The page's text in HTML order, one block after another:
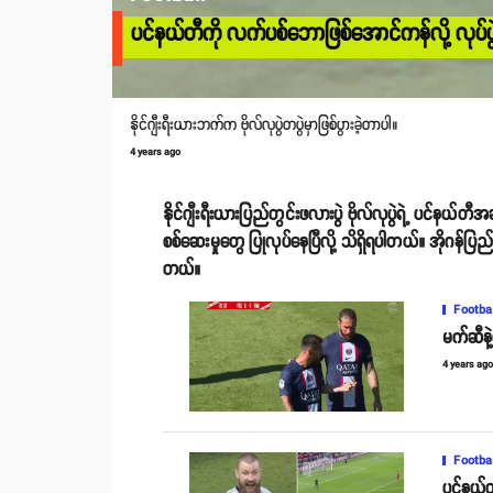
ပင်နယ်တီကို လက်ပစ်ဘောဖြစ်အောင်ကန်လို့ လုပ်ပွဲကိ
နိုင်ဂျီးရီးယားဘက်က ဗိုလ်လုပွဲတပွဲမှာဖြစ်ပွားခဲ့တာပါ။
4 years ago
နိုင်ဂျီးရီးယားပြည်တွင်းဖလားပွဲ ဗိုလ်လုပွဲရဲ့ ပင်န
စစ်ဆေးမှုတွေ ပြုလုပ်နေပြီလို့ သိရှိရပါတယ်။ အိုဂန်
တယ်။
မက်ဆီနဲ့ရ
4 years ago